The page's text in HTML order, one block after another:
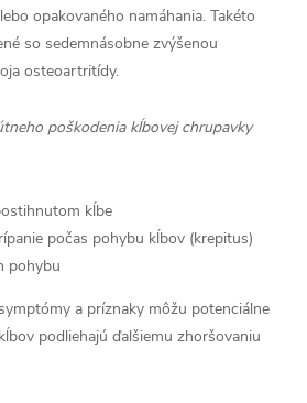
opakovaného namáhania. Takéto
so sedemnásobne zvýšenou
osteoartritídy.
poškodenia kĺbovej chrupavky
kĺbe
počas pohybu kĺbov (krepitus)
pohybu
a príznaky môžu potenciálne
podliehajú ďalšiemu zhoršovaniu